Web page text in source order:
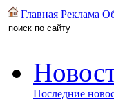
Главная Реклама
Последние